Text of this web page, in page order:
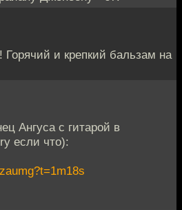
и крепкий бальзам на
Ангуса с гитарой в
если что):